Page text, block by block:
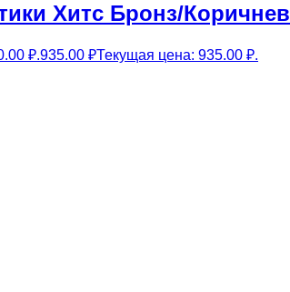
Хитс Бронз/
₽.935.00 ₽Текущая цена: 935.00 ₽.